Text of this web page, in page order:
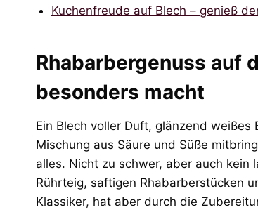
Kuchenfreude auf Blech – genieß
Rhabarbergenuss auf
besonders macht
Ein Blech voller Duft, glänzend
Mischung aus Säure und Süße
alles. Nicht zu schwer, aber auch kein
Rührteig, saftigen Rhabarberstücken
Klassiker, hat aber durch die